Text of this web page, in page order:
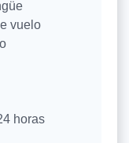
vuelo
horas